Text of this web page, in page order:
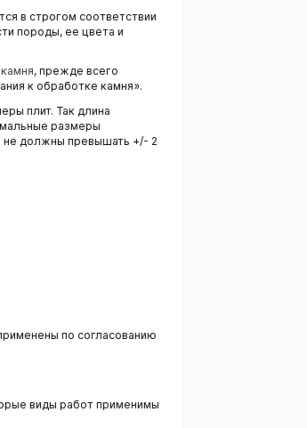
в строгом соответствии
породы, ее цвета и
, прежде всего
к обработке камня».
плит. Так длина
размеры
не должны превышать +/- 2
по согласованию
виды работ применимы